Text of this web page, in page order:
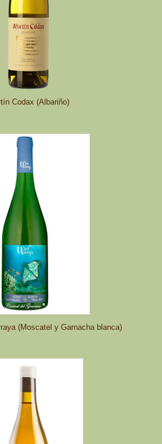
Codax (Albariño)
(Moscatel y Garnacha blanca)